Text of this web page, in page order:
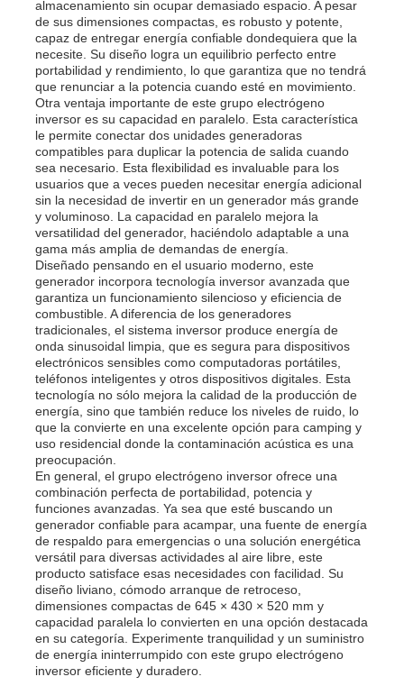
grupo electrógeno diésel
Conjunto de generadores de gasolina
Grupo electrógeno inversor
Grupo electrógeno portátil
Grupo electrógeno industrial
Grupo electrógeno digital
Generador de marco abierto
sistema de generador insonoro
generador del uso en el hogar
Sistema de generador del toldo
Generador de bajo ruido
Mantenimiento del generador
almacenamiento sin ocupar demasiado espacio. A pesar
de sus dimensiones compactas, es robusto y potente,
capaz de entregar energía confiable dondequiera que la
necesite. Su diseño logra un equilibrio perfecto entre
portabilidad y rendimiento, lo que garantiza que no tendrá
que renunciar a la potencia cuando esté en movimiento.
Otra ventaja importante de este grupo electrógeno
inversor es su capacidad en paralelo. Esta característica
le permite conectar dos unidades generadoras
compatibles para duplicar la potencia de salida cuando
sea necesario. Esta flexibilidad es invaluable para los
usuarios que a veces pueden necesitar energía adicional
sin la necesidad de invertir en un generador más grande
y voluminoso. La capacidad en paralelo mejora la
versatilidad del generador, haciéndolo adaptable a una
gama más amplia de demandas de energía.
Diseñado pensando en el usuario moderno, este
generador incorpora tecnología inversor avanzada que
garantiza un funcionamiento silencioso y eficiencia de
combustible. A diferencia de los generadores
tradicionales, el sistema inversor produce energía de
onda sinusoidal limpia, que es segura para dispositivos
electrónicos sensibles como computadoras portátiles,
teléfonos inteligentes y otros dispositivos digitales. Esta
tecnología no sólo mejora la calidad de la producción de
energía, sino que también reduce los niveles de ruido, lo
que la convierte en una excelente opción para camping y
uso residencial donde la contaminación acústica es una
preocupación.
En general, el grupo electrógeno inversor ofrece una
combinación perfecta de portabilidad, potencia y
funciones avanzadas. Ya sea que esté buscando un
generador confiable para acampar, una fuente de energía
de respaldo para emergencias o una solución energética
versátil para diversas actividades al aire libre, este
producto satisface esas necesidades con facilidad. Su
diseño liviano, cómodo arranque de retroceso,
dimensiones compactas de 645 × 430 × 520 mm y
capacidad paralela lo convierten en una opción destacada
en su categoría. Experimente tranquilidad y un suministro
de energía ininterrumpido con este grupo electrógeno
inversor eficiente y duradero.